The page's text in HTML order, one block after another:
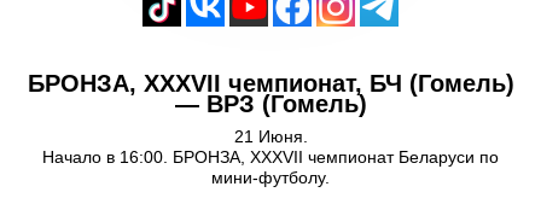
БРОНЗА, XXXVII чемпионат, БЧ (Гомель)
— ВРЗ (Гомель)
21 Июня.
Начало в 16:00. БРОНЗА, XXXVII чемпионат Беларуси по
мини-футболу.